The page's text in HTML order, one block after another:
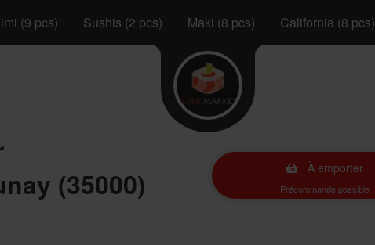
(9 pcs) Sushis (2 pcs) Maki (8 pcs) California (8 pcs)
(35000)
À emporter
Précommande possible